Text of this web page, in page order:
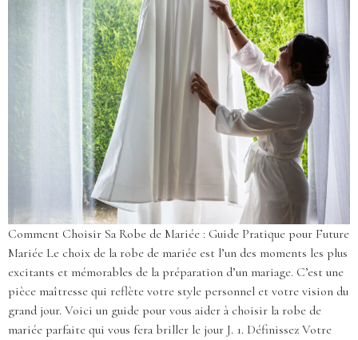
Comment Choisir Sa Robe de Mariée : Guide Pratique pour Future
Mariée Le choix de la robe de mariée est l’un des moments les plus
excitants et mémorables de la préparation d’un mariage. C’est une
pièce maîtresse qui reflète votre style personnel et votre vision du
grand jour. Voici un guide pour vous aider à choisir la robe de
mariée parfaite qui vous fera briller le jour J. 1. Définissez Votre